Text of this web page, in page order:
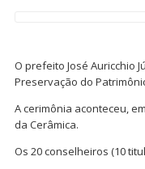
O prefeito José Auricchio
Preservação do
A cerimônia aconteceu,
da Cerâmica.
Os 20 conselheiros (10